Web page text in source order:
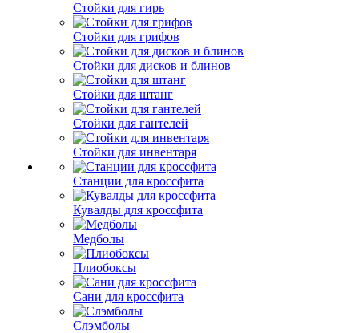
Стойки для гирь
Стойки для грифов
Стойки для дисков и блинов
Стойки для штанг
Стойки для гантелей
Стойки для инвентаря
Станции для кроссфита
Кувалды для кроссфита
Медболы
Плиобоксы
Сани для кроссфита
Слэмболы